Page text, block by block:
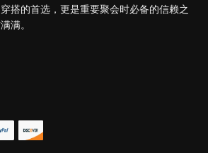
搭的首选，更是重要聚会时必备的信赖之
满。